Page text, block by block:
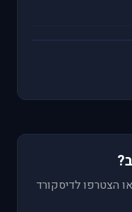
הצטרפו לדיסקורד